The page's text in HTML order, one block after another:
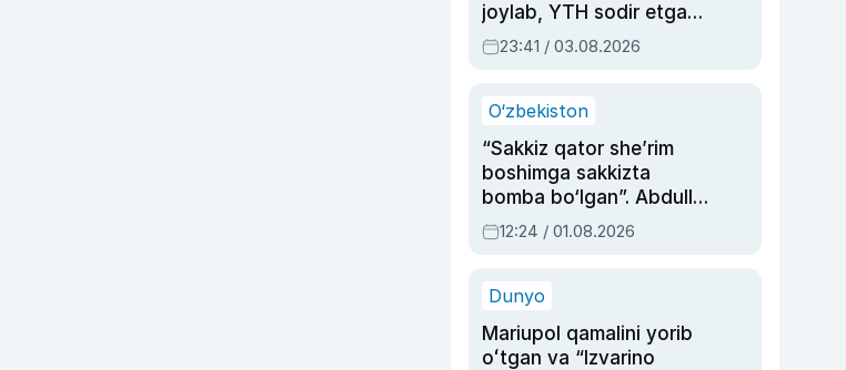
joylab, YTH sodir etgan
ayolga sud hukmi o‘qildi
23:41 / 03.08.2026
O‘zbekiston
“Sakkiz qator she’rim
boshimga sakkizta
bomba bo‘lgan”. Abdulla
Oripovni siyosiy
ayblovlardan asrab
12:24 / 01.08.2026
Dunyo
Mariupol qamalini yorib
oʻtgan va “Izvarino